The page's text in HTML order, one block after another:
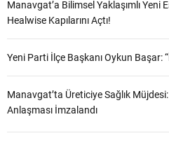
Manavgat’a Bilimsel Yaklaşımlı Yeni
Healwise Kapılarını Açtı!
Yeni Parti İlçe Başkanı Oykun Başar:
Manavgat’ta Üreticiye Sağlık
Anlaşması İmzalandı